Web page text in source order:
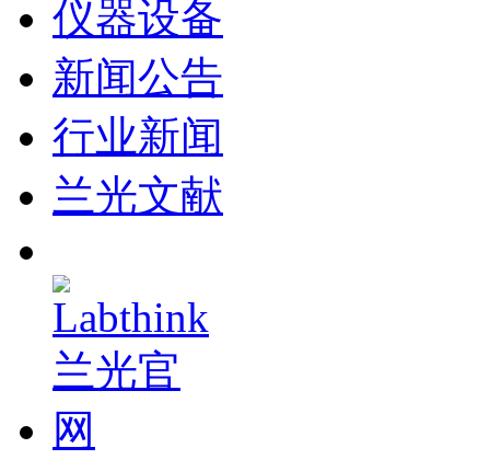
仪器设备
新闻公告
行业新闻
兰光文献